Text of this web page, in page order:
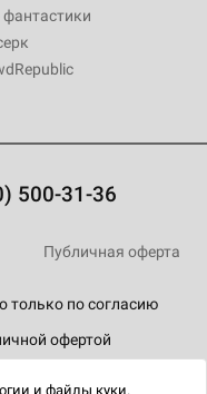
500-31-36
только по согласию
офертой
Публичная оферта
и файлы куки.